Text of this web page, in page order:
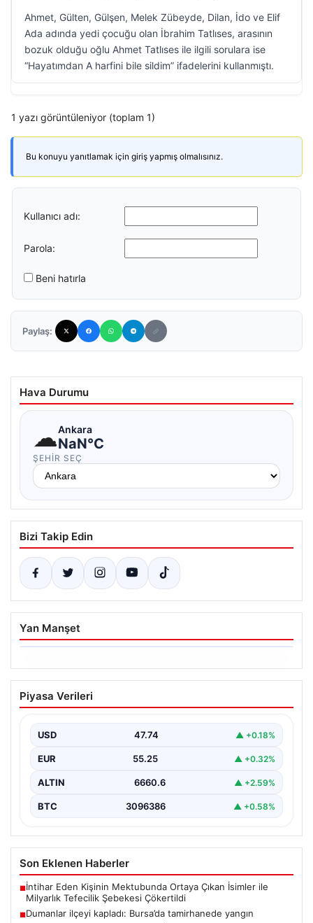
Ahmet, Gülten, Gülşen, Melek Zübeyde, Dilan, İdo ve Elif
Ada adında yedi çocuğu olan İbrahim Tatlıses, arasının
bozuk olduğu oğlu Ahmet Tatlıses ile ilgili sorulara ise
“Hayatımdan A harfini bile sildim” ifadelerini kullanmıştı.
1 yazı görüntüleniyor (toplam 1)
Bu konuyu yanıtlamak için giriş yapmış olmalısınız.
Kullanıcı adı:
Parola:
Beni hatırla
Paylaş:
Hava Durumu
☁Ankara
NaN°C
ŞEHIR SEÇ
Bizi Takip Edin
Yan Manşet
06.08.2026
Dumanlar ilçeyi kapladı: Bursa’da
tamirhanede yangın
Piyasa Verileri
USD 47.74 ▲ +0.18%
EUR 55.25 ▲ +0.32%
ALTIN 6660.6 ▲ +2.59%
BTC 3096386 ▲ +0.58%
Son Eklenen Haberler
■İntihar Eden Kişinin Mektubunda Ortaya Çıkan İsimler ile
Milyarlık Tefecilik Şebekesi Çökertildi
■Dumanlar ilçeyi kapladı: Bursa’da tamirhanede yangın